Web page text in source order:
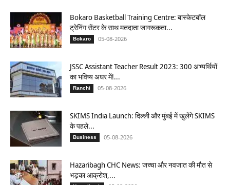
Bokaro Basketball Training Centre: बास्केटबॉल
ट्रेनिंग सेंटर के साथ मतदाता जागरूकता...
Bokaro 05-08-2026
JSSC Assistant Teacher Result 2023: 300 अभ्यर्थियों
का भविष्य अधर में!...
Ranchi 05-08-2026
SKIMS India Launch: दिल्ली और मुंबई में खुलेंगे SKIMS
के पहले...
Business 05-08-2026
Hazaribagh CHC News: जच्चा और नवजात की मौत से
भड़का आक्रोश,...